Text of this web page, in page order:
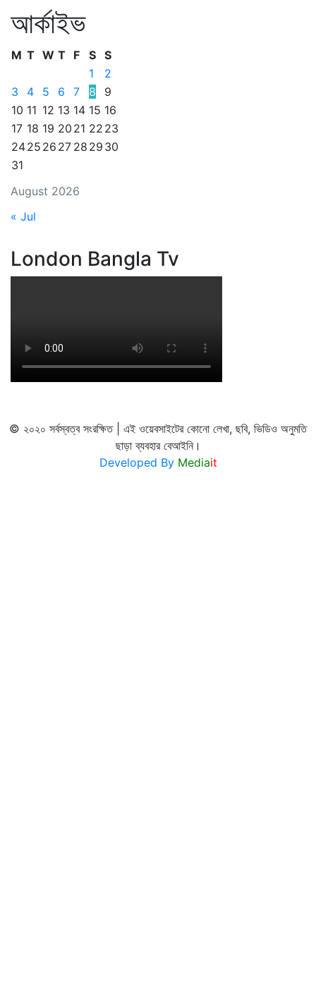
আর্কাইভ
August 2026
M T W T F S S
1
2
3
4 5 6 7 8
9
10 11 12 13 14 15 16
17 18 19 20 21 22 23
2425 26 27 28 29 30
31
« Jul
London Bangla Tv
© ২০২০ সর্বস্বত্ব সংরক্ষিত | এই ওয়েবসাইটের কোনো লেখা, ছবি, ভিডিও অনুমতি
ছাড়া ব্যবহার বেআইনি।
Developed By Mediait